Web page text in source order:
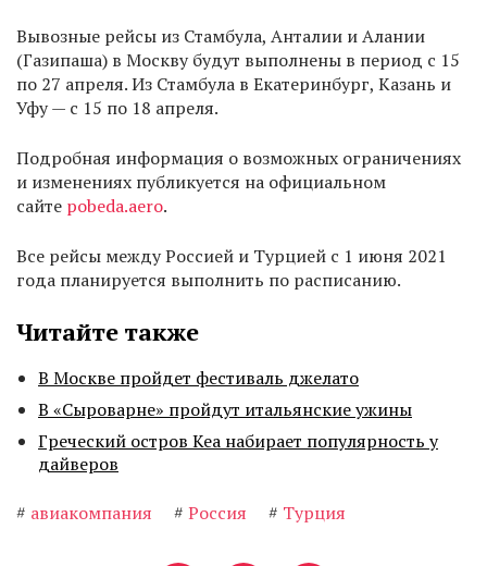
Вывозные рейсы из Стамбула, Анталии и Алании
(Газипаша) в Москву будут выполнены в период с 15
по 27 апреля. Из Стамбула в Екатеринбург, Казань и
Уфу — с 15 по 18 апреля.
Подробная информация о возможных ограничениях
и изменениях публикуется на официальном
сайте pobeda.aero.
Все рейсы между Россией и Турцией с 1 июня 2021
года планируется выполнить по расписанию.
Читайте также
В Москве пройдет фестиваль джелато
В «Сыроварне» пройдут итальянские ужины
Греческий остров Кеа набирает популярность у
дайверов
# авиакомпания # Россия # Турция